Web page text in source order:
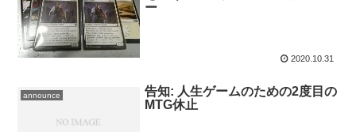
ー
2020.10.31
announce
告知: 人生ゲームのための2度目の
MTG休止